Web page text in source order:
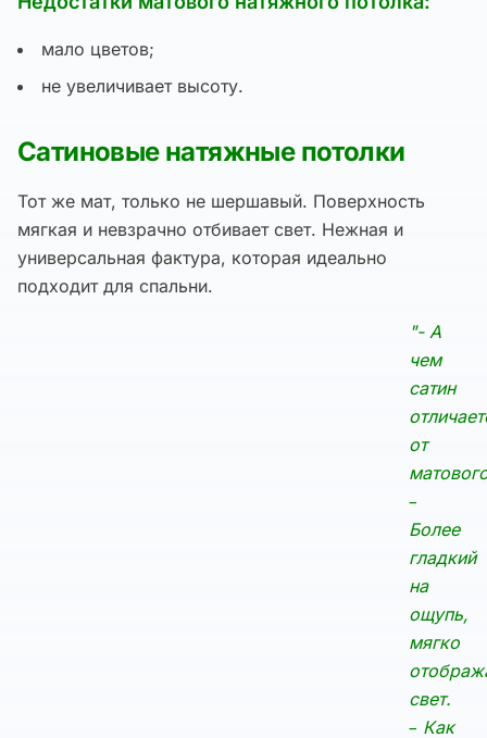
мало цветов;
не увеличивает высоту.
Сатиновые натяжные потолки
Тот же мат, только не шершавый. Поверхность
мягкая и невзрачно отбивает свет. Нежная и
универсальная фактура, которая идеально
подходит для спальни.
"- А
чем
сатин
от
–
Более
гладкий
на
ощупь,
мягко
свет.
– Как